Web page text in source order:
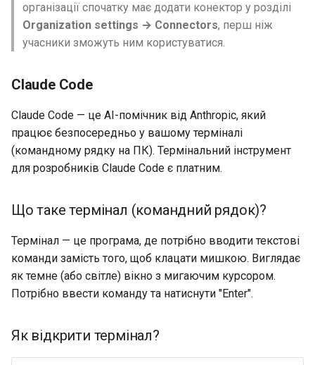
організації спочатку має додати конектор у розділі
Organization settings → Connectors, перш ніж
учасники зможуть ним користуватися.
Claude Code
Claude Code — це AI-помічник від Anthropic, який
працює безпосередньо у вашому терміналі
(командному рядку на ПК). Термінальний інструмент
для розробників Claude Code є платним.
Що таке термінал (командний рядок)?
Термінал — це програма, де потрібно вводити текстові
команди замість того, щоб клацати мишкою. Виглядає
як темне (або світле) вікно з мигаючим курсором.
Потрібно ввести команду та натиснути "Enter".
Як відкрити термінал?